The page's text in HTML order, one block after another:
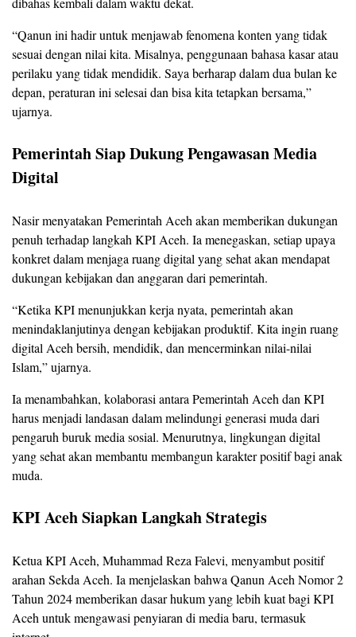
“Qanun ini hadir untuk menjawab fenomena konten yang tidak
sesuai dengan nilai kita. Misalnya, penggunaan bahasa kasar atau
perilaku yang tidak mendidik. Saya berharap dalam dua bulan ke
depan, peraturan ini selesai dan bisa kita tetapkan bersama,”
ujarnya.
Pemerintah Siap Dukung Pengawasan Media
Digital
Nasir menyatakan Pemerintah Aceh akan memberikan dukungan
penuh terhadap langkah KPI Aceh. Ia menegaskan, setiap upaya
konkret dalam menjaga ruang digital yang sehat akan mendapat
dukungan kebijakan dan anggaran dari pemerintah.
“Ketika KPI menunjukkan kerja nyata, pemerintah akan
menindaklanjutinya dengan kebijakan produktif. Kita ingin ruang
digital Aceh bersih, mendidik, dan mencerminkan nilai-nilai
Islam,” ujarnya.
Ia menambahkan, kolaborasi antara Pemerintah Aceh dan KPI
harus menjadi landasan dalam melindungi generasi muda dari
pengaruh buruk media sosial. Menurutnya, lingkungan digital
yang sehat akan membantu membangun karakter positif bagi anak
muda.
KPI Aceh Siapkan Langkah Strategis
Ketua KPI Aceh, Muhammad Reza Falevi, menyambut positif
arahan Sekda Aceh. Ia menjelaskan bahwa Qanun Aceh Nomor 2
Tahun 2024 memberikan dasar hukum yang lebih kuat bagi KPI
Aceh untuk mengawasi penyiaran di media baru, termasuk